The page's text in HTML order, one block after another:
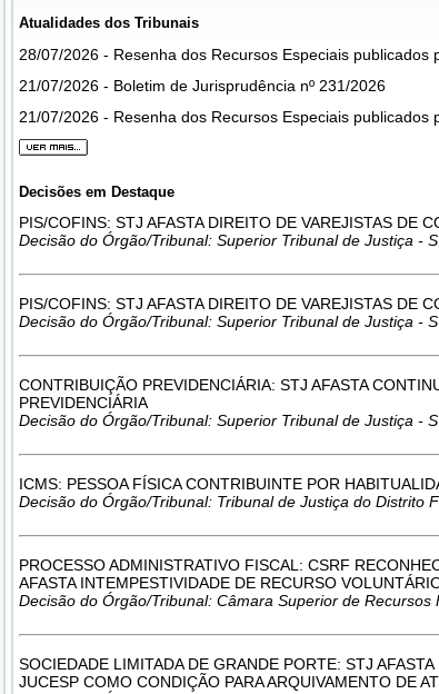
Atualidades dos Tribunais
28/07/2026 - Resenha dos Recursos Especiais
21/07/2026 - Boletim de Jurisprudência nº 231/2026
21/07/2026 - Resenha dos Recursos Especiais
Decisões em Destaque
PIS/COFINS: STJ AFASTA DIREITO DE VAREJISTAS DE
Decisão do Órgão/Tribunal: Superior Tribunal de Justiça -
PIS/COFINS: STJ AFASTA DIREITO DE VAREJISTAS DE
Decisão do Órgão/Tribunal: Superior Tribunal de Justiça -
CONTRIBUIÇÃO PREVIDENCIÁRIA: STJ AFASTA
PREVIDENCIÁRIA
Decisão do Órgão/Tribunal: Superior Tribunal de Justiça -
ICMS: PESSOA FÍSICA CONTRIBUINTE POR
Decisão do Órgão/Tribunal: Tribunal de Justiça do Distrito
PROCESSO ADMINISTRATIVO FISCAL: CSRF
AFASTA INTEMPESTIVIDADE DE RECURSO
Decisão do Órgão/Tribunal: Câmara Superior de Recursos
SOCIEDADE LIMITADA DE GRANDE PORTE: STJ
JUCESP COMO CONDIÇÃO PARA ARQUIVAMENTO DE